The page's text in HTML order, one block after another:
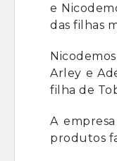
e
das filhas
Arley e
filha de
A
produtos